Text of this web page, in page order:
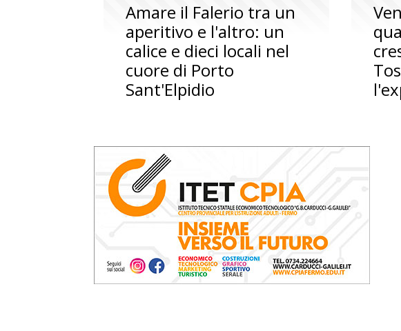
Amare il Falerio tra un
aperitivo e l'altro: un
calice e dieci locali nel
cuore di Porto
Sant'Elpidio